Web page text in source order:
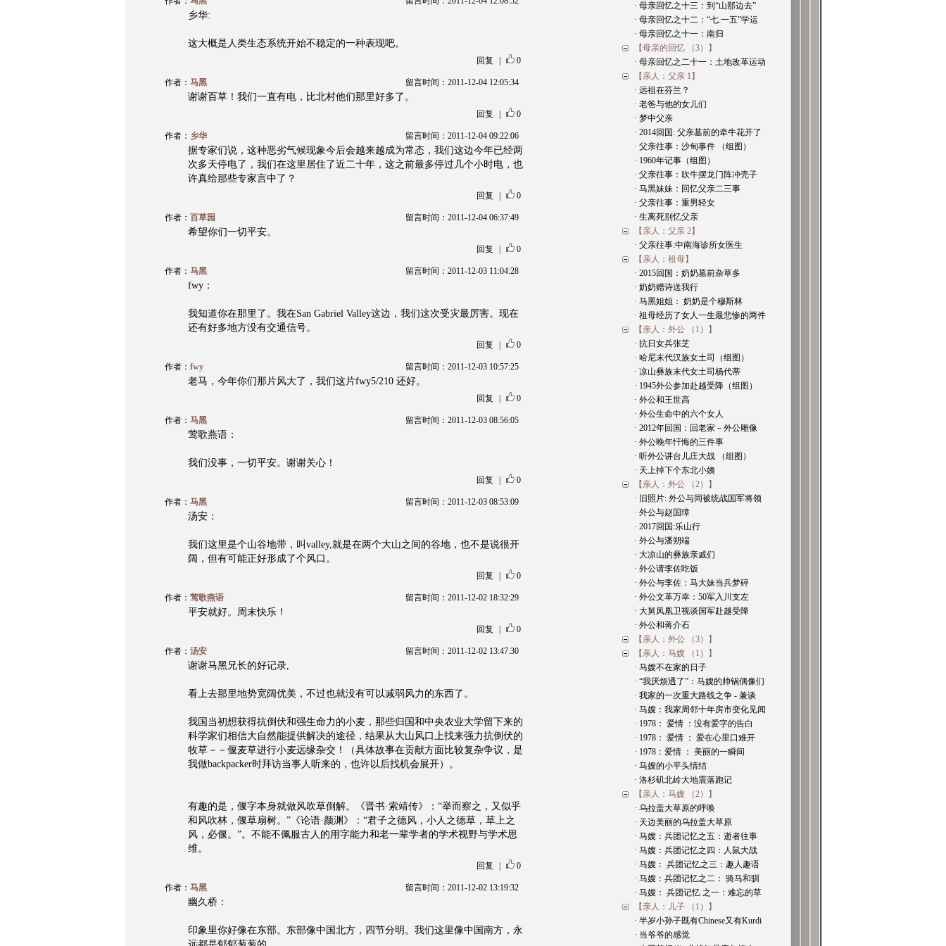
乡华:
这大概是人类生态系统开始不稳定的一种表现吧。
回复 0
作者： 马黑 留言时间：2011-12-04 12:05:34
谢谢百草！我们一直有电，比北村他们那里好多了。
回复 0
作者： 乡华 留言时间：2011-12-04 09:22:06
据专家们说，这种恶劣气候现象今后会越来越成为常态，我们这边今年已经两
次多天停电了，我们在这里居住了近二十年，这之前最多停过几个小时电，也
许真给那些专家言中了？
回复 0
作者： 百草园 留言时间：2011-12-04 06:37:49
希望你们一切平安。
回复 0
作者： 马黑 留言时间：2011-12-03 11:04:28
fwy：
我知道你在那里了。我在San Gabriel Valley这边，我们这次受灾最厉害。现在
还有好多地方没有交通信号。
回复 0
作者： fwy 留言时间：2011-12-03 10:57:25
老马，今年你们那片风大了，我们这片fwy5/210 还好。
回复 0
作者： 马黑 留言时间：2011-12-03 08:56:05
莺歌燕语：
我们没事，一切平安。谢谢关心！
回复 0
作者： 马黑 留言时间：2011-12-03 08:53:09
汤安：
我们这里是个山谷地带，叫valley,就是在两个大山之间的谷地，也不是说很开
阔，但有可能正好形成了个风口。
回复 0
作者： 莺歌燕语 留言时间：2011-12-02 18:32:29
平安就好。周末快乐！
回复 0
作者： 汤安 留言时间：2011-12-02 13:47:30
谢谢马黑兄长的好记录,
看上去那里地势宽阔优美，不过也就没有可以减弱风力的东西了。
我国当初想获得抗倒伏和强生命力的小麦，那些归国和中央农业大学留下来的
科学家们相信大自然能提供解决的途径，结果从大山风口上找来强力抗倒伏的
牧草－－偃麦草进行小麦远缘杂交！（具体故事在贡献方面比较复杂争议，是
我做backpacker时拜访当事人听来的，也许以后找机会展开）。
有趣的是，偃字本身就做风吹草倒解。《晋书·索靖传》：“举而察之，又似乎
和风吹林，偃草扇树。”《论语·颜渊》：“君子之德风，小人之德草，草上之
风，必偃。”。不能不佩服古人的用字能力和老一辈学者的学术视野与学术思
维。
回复 0
作者： 马黑 留言时间：2011-12-02 13:19:32
幽久桥：
印象里你好像在东部。东部像中国北方，四节分明。我们这里像中国南方，永
· 母亲回忆之十三：到“山那边去”
· 母亲回忆之十二：“七.一五”学运
· 母亲回忆之十一：南归
【母亲的回忆 （3）】
· 母亲回忆之二十一：土地改革运动
【亲人：父亲 1】
· 远祖在芬兰？
· 老爸与他的女儿们
· 梦中父亲
· 2014回国: 父亲墓前的牵牛花开了
· 父亲往事：沙甸事件 （组图）
· 1960年记事（组图）
· 父亲往事：吹牛摆龙门阵冲壳子
· 马黑妹妹：回忆父亲二三事
· 父亲往事：重男轻女
· 生离死别忆父亲
【亲人：父亲 2】
· 父亲往事:中南海诊所女医生
【亲人：祖母】
· 2015回国：奶奶墓前杂草多
· 奶奶赠诗送我行
· 马黑姐姐： 奶奶是个穆斯林
· 祖母经历了女人一生最悲惨的两件
【亲人：外公 （1）】
· 抗日女兵张芝
· 哈尼末代汉族女土司（组图）
· 凉山彝族末代女土司杨代蒂
· 1945外公参加赴越受降（组图）
· 外公和王世高
· 外公生命中的六个女人
· 2012年回国：回老家－外公雕像
· 外公晚年忏悔的三件事
· 听外公讲台儿庄大战 （组图）
· 天上掉下个东北小姨
【亲人：外公 （2）】
· 旧照片: 外公与同被统战国军将领
· 外公与赵国璋
· 2017回国:乐山行
· 外公与潘朔端
· 大凉山的彝族亲戚们
· 外公请李佐吃饭
· 外公与李佐：马大妹当兵梦碎
· 外公文革万幸：50军入川支左
· 大舅凤凰卫视谈国军赴越受降
· 外公和蒋介石
【亲人：外公 （3）】
【亲人：马嫂 （1）】
· 马嫂不在家的日子
· “我厌烦透了”：马嫂的帅锅偶像们
· 我家的一次重大路线之争 - 兼谈
· 马嫂：我家周邻十年房市变化见闻
· 1978： 爱情 ：没有爱字的告白
· 1978： 爱情 ： 爱在心里口难开
· 1978：爱情 ： 美丽的一瞬间
· 马嫂的小平头情结
· 洛杉矶北岭大地震落跑记
【亲人：马嫂 （2）】
· 乌拉盖大草原的呼唤
· 天边美丽的乌拉盖大草原
· 马嫂：兵团记忆之五：逝者往事
· 马嫂：兵团记忆之四：人鼠大战
· 马嫂： 兵团记忆之三：趣人趣语
· 马嫂：兵团记忆之二： 骑马和驯
· 马嫂： 兵团记忆 之一：难忘的草
【亲人：儿子 （1）】
· 半岁小孙子既有Chinese又有Kurdi
· 当爷爷的感觉